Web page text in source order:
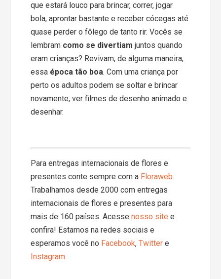
que estará louco para brincar, correr, jogar
bola, aprontar bastante e receber cócegas até
quase perder o fôlego de tanto rir. Vocês se
lembram como se divertiam juntos quando
eram crianças? Revivam, de alguma maneira,
essa época tão boa. Com uma criança por
perto os adultos podem se soltar e brincar
novamente, ver filmes de desenho animado e
desenhar.
Para entregas internacionais de flores e
presentes conte sempre com a Floraweb.
Trabalhamos desde 2000 com entregas
internacionais de flores e presentes para
mais de 160 países. Acessenosso site e
confira! Estamos na redes sociais e
esperamos você no Facebook,Twitter e
Instagram.